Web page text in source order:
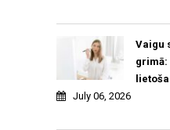
Vaigu
July 06, 2026